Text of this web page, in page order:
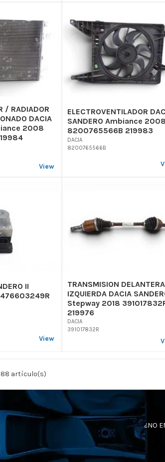
/ RADIADOR
DACIA
2008
View
ELECTROVENTILADOR
SANDERO Ambiance 2008
8200765566B 219983
DACIA
8200765566B
II
View
TRANSMISION DELANTERA
IZQUIERDA DACIA
Stepway 2018
219976
DACIA
391017832R
artículo(s)
¿NO